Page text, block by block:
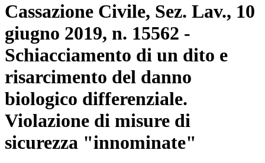
Cassazione Civile, Sez. Lav., 10
giugno 2019, n. 15562 -
Schiacciamento di un dito e
risarcimento del danno
biologico differenziale.
Violazione di misure di
sicurezza "innominate"